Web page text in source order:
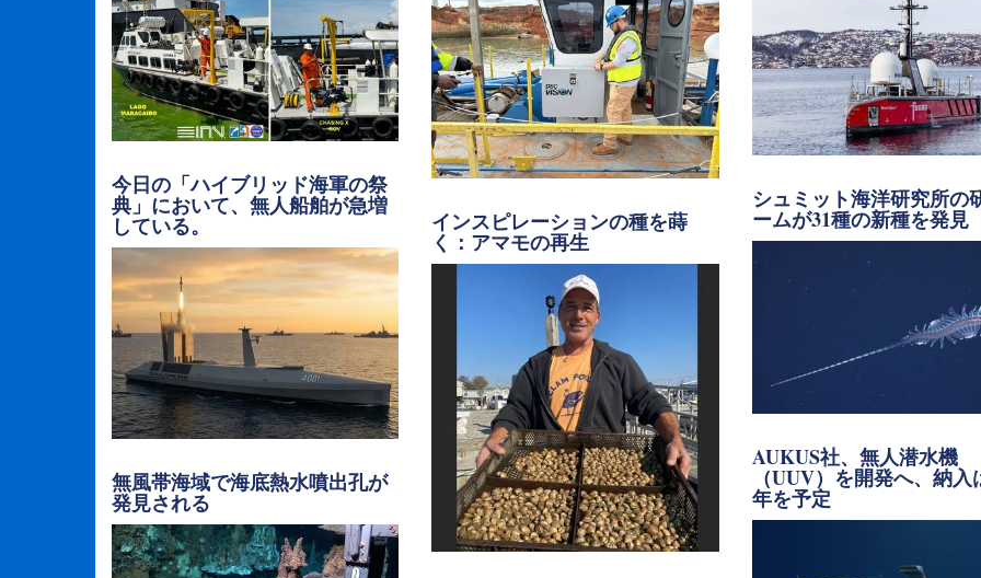
今日の「ハイブリッド海軍の祭
典」において、無人船舶が急増
している。
無風帯海域で海底熱水噴出孔が
発見される
インスピレーションの種を蒔
く：アマモの再生
シュミット海洋研究所の
ームが31種の新種を発見
AUKUS社、無人潜水機
（UUV）を開発へ、納入
年を予定